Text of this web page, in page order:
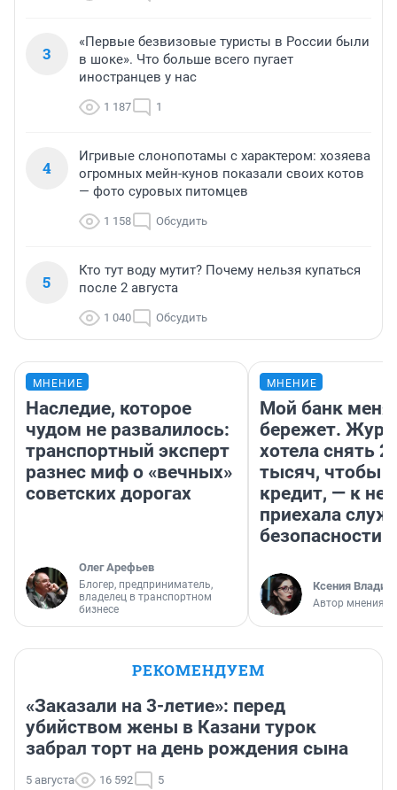
3
«Первые безвизовые туристы в России были
в шоке». Что больше всего пугает
иностранцев у нас
1 187 1
4
Игривые слонопотамы с характером: хозяева
огромных мейн-кунов показали своих котов
— фото суровых питомцев
1 158 Обсудить
5
Кто тут воду мутит? Почему нельзя купаться
после 2 августа
1 040 Обсудить
МНЕНИЕ
Наследие, которое
чудом не развалилось:
транспортный эксперт
разнес миф о «вечных»
советских дорогах
Олег Арефьев
Блогер, предприниматель,
владелец в транспортном
бизнесе
МНЕНИЕ
Мой банк меня
бережет.
хотела снять
тысяч, чтобы
кредит, — к
приехала
безопасности
Ксения
Автор мнения
РЕКОМЕНДУЕМ
«Заказали на 3-летие»: перед
убийством жены в Казани турок
забрал торт на день рождения сына
5 августа 16 592 5